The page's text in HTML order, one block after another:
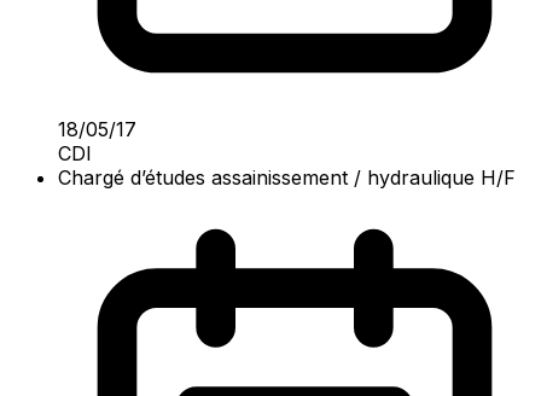
18/05/17
CDI
Chargé d’études assainissement / hydraulique H/F